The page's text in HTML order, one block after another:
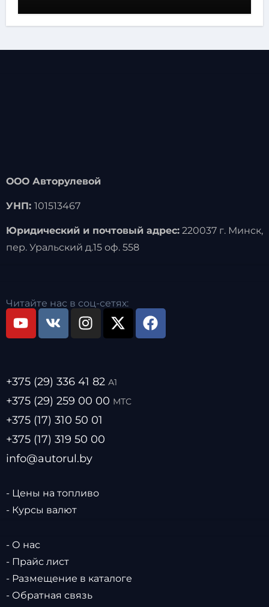
ООО Авторулевой
УНП: 101513467
Юридический и почтовый адрес:220037 г. Минск,
пер. Уральский д.15 оф. 558
Читайте нас в соц-сетях:
+375 (29) 336 41 82 А1
+375 (29) 259 00 00 МТС
+375 (17) 310 50 01
+375 (17) 319 50 00
info@autorul.by
- Цены на топливо
- Курсы валют
- О нас
- Прайс лист
- Размещение в каталоге
- Обратная связь